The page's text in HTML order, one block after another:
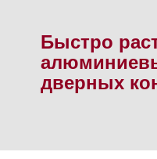
Быстро
дверных